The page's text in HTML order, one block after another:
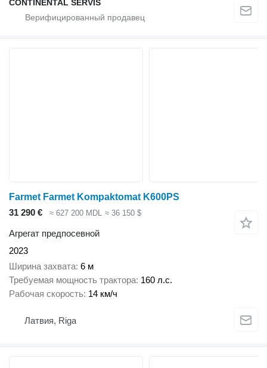
CONTINENTAL SERVIS
Farmet Farmet Kompaktomat K600PS
31 290 €
≈ 627 200 MDL ≈ 36 150 $
Агрегат предпосевной
2023
Ширина захвата 6 м
Требуемая мощность трактора 160 л.с.
Рабочая скорость 14 км/ч
Латвия, Riga